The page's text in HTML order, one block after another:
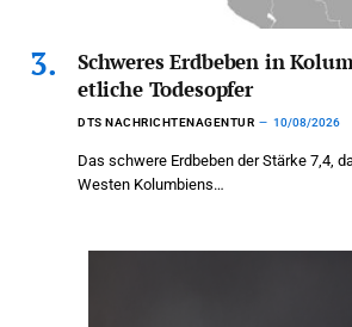
Schweres Erdbeben in
etliche Todesopfer
DTS NACHRICHTENAGENTUR 10/08/2026
Das schwere Erdbeben der Stärke 7,4,
Westen Kolumbiens…